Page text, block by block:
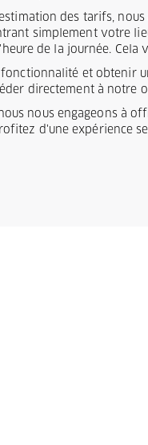
des tarifs,
simplement votre
de la journée. Cela
et obtenir
directement à notre
nous engageons à
d'une expérience